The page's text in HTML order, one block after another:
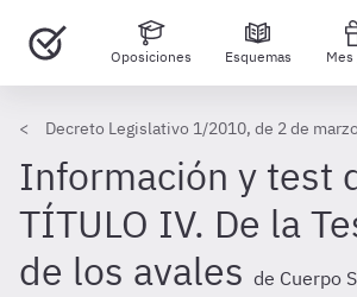
Oposiciones Esquemas Mes
Decreto Legislativo 1/2010, de 2 de
Información y test
TÍTULO IV. De la
de los avales de Cuerpo